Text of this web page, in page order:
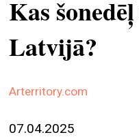
Kas
Latvijā?
Arterritory.com
07.04.2025